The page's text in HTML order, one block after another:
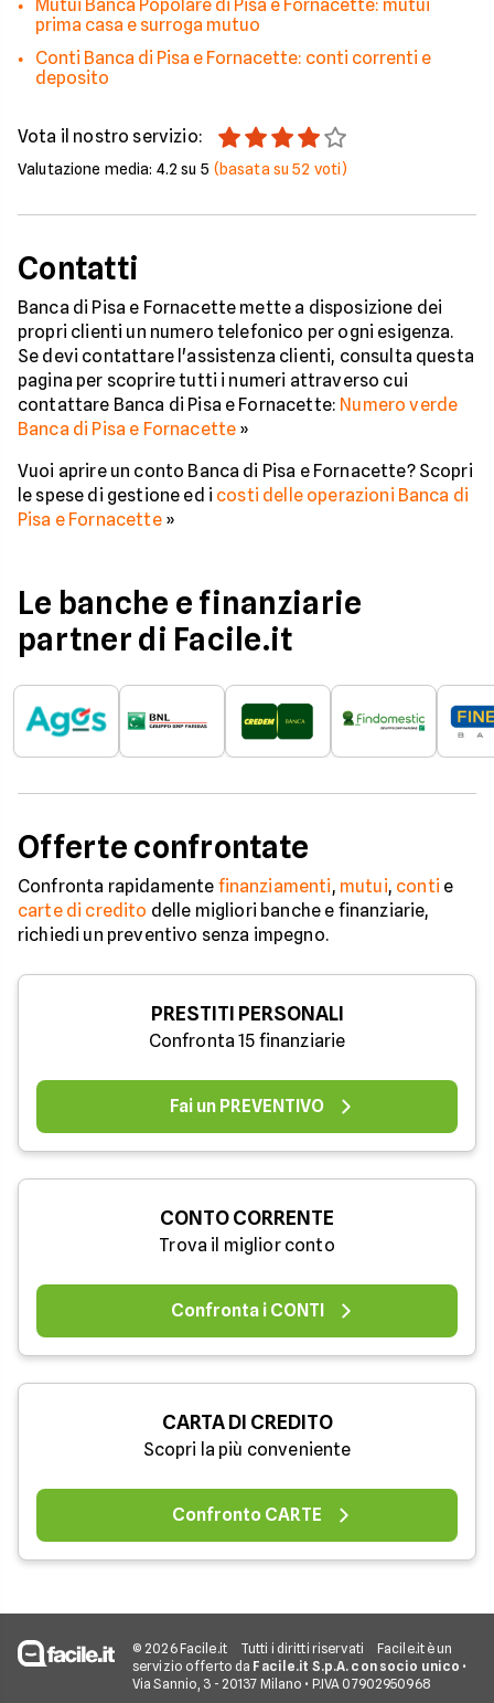
Mutui Banca Popolare di Pisa e Fornacette: mutui
prima casa e surroga mutuo
Conti Banca di Pisa e Fornacette: conti correnti e
deposito
Vota il nostro servizio:
Valutazione media: 4.2 su 5 (basata su52 voti)
Contatti
Banca di Pisa e Fornacette mette a disposizione dei
propri clienti un numero telefonico per ogni esigenza.
Se devi contattare l'assistenza clienti, consulta questa
pagina per scoprire tutti i numeri attraverso cui
contattare Banca di Pisa e Fornacette: Numero verde
Banca di Pisa e Fornacette »
Vuoi aprire un conto Banca di Pisa e Fornacette? Scopri
le spese di gestione ed i costi delle operazioni Banca di
Pisa e Fornacette»
Le banche e finanziarie
partner di Facile.it
Offerte confrontate
Confronta rapidamente finanziamenti, mutui, conti e
carte di credito delle migliori banche e finanziarie,
richiedi un preventivo senza impegno.
PRESTITI PERSONALI
Confronta 15 finanziarie
Fai un PREVENTIVO
CONTO CORRENTE
Trova il miglior conto
Confronta i CONTI
CARTA DI CREDITO
Scopri la più conveniente
Confronto CARTE
© 2026 Facile.it Tutti i diritti riservati
Facile.it è un
servizio offerto da Facile.it S.p.A. con socio unico •
Via Sannio, 3 - 20137 Milano • P.IVA 07902950968